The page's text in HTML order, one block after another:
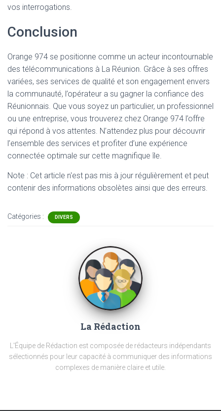
vos interrogations.
Conclusion
Orange 974 se positionne comme un acteur incontournable
des télécommunications à La Réunion. Grâce à ses offres
variées, ses services de qualité et son engagement envers
la communauté, l’opérateur a su gagner la confiance des
Réunionnais. Que vous soyez un particulier, un professionnel
ou une entreprise, vous trouverez chez Orange 974 l’offre
qui répond à vos attentes. N’attendez plus pour découvrir
l’ensemble des services et profiter d’une expérience
connectée optimale sur cette magnifique île.
Note : Cet article n'est pas mis à jour régulièrement et peut
contenir des informations obsolètes ainsi que des erreurs.
Catégories : DIVERS
La Rédaction
L'Équipe de Rédaction est composée de rédacteurs indépendants
sélectionnés pour leur capacité à communiquer des informations
complexes de manière claire et utile.